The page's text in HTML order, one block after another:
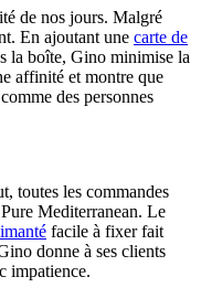
de nos jours. Malgré
En ajoutant une carte de
la boîte, Gino minimise la
affinité et montre que
des personnes
toutes les commandes
Mediterranean. Le
facile à fixer fait
donne à ses clients
impatience.